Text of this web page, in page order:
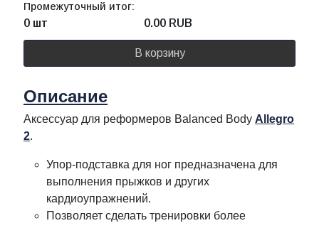
Промежуточный итог:
0 шт 0.00 RUB
В корзину
Описание
Аксессуар для реформеров Balanced Body Allegro
2.
Упор-подставка для ног предназначена для
выполнения прыжков и других
кардиоупражнений.
Позволяет сделать тренировки более